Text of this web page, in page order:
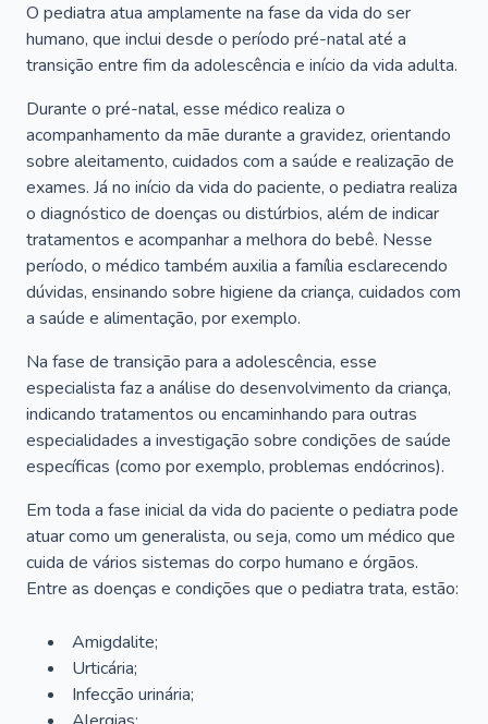
O pediatra atua amplamente na fase da vida do ser
humano, que inclui desde o período pré-natal até a
transição entre fim da adolescência e início da vida adulta.
Durante o pré-natal, esse médico realiza o
acompanhamento da mãe durante a gravidez, orientando
sobre aleitamento, cuidados com a saúde e realização de
exames. Já no início da vida do paciente, o pediatra realiza
o diagnóstico de doenças ou distúrbios, além de indicar
tratamentos e acompanhar a melhora do bebê. Nesse
período, o médico também auxilia a família esclarecendo
dúvidas, ensinando sobre higiene da criança, cuidados com
a saúde e alimentação, por exemplo.
Na fase de transição para a adolescência, esse
especialista faz a análise do desenvolvimento da criança,
indicando tratamentos ou encaminhando para outras
especialidades a investigação sobre condições de saúde
específicas (como por exemplo, problemas endócrinos).
Em toda a fase inicial da vida do paciente o pediatra pode
atuar como um generalista, ou seja, como um médico que
cuida de vários sistemas do corpo humano e órgãos.
Entre as doenças e condições que o pediatra trata, estão:
Amigdalite;
Urticária;
Infecção urinária;